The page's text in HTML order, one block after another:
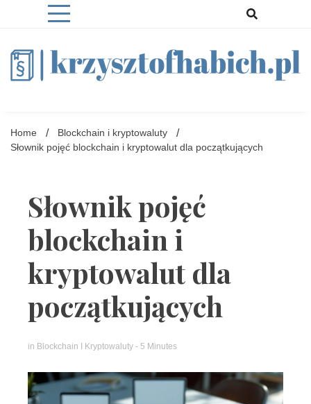
Home
Blockchain i kryptowaluty
Słownik pojęć blockchain i kryptowalut dla początkujących
Słownik pojęć
blockchain i
kryptowalut dla
początkujących
in Blockchain I Kryptowaluty - 5 Minutes